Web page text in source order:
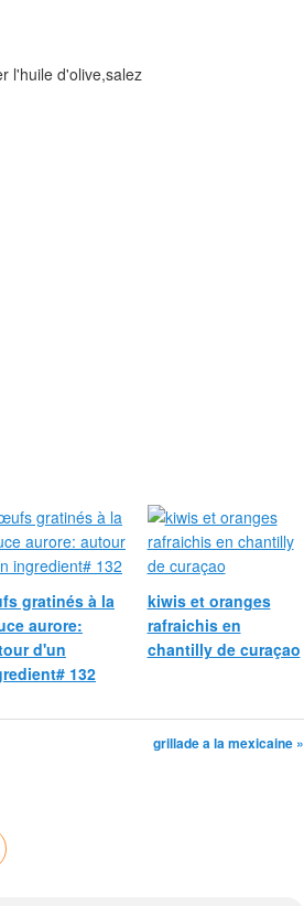
l'huile d'olive,salez
gratinés à la
aurore:
d'un
132
kiwis et oranges
rafraichis en
chantilly de curaçao
grillade a la mexicaine »